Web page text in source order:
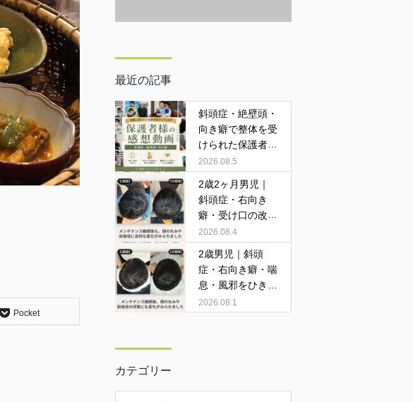
Pocket
最近の記事
斜頭症・絶壁頭・
向き癖で整体を受
けられた保護者様
の感想動画
2026.08.5
2歳2ヶ月男児｜
斜頭症・右向き
癖・受け口の改善
症例
2026.08.4
2歳男児｜斜頭
症・右向き癖・喘
息・風邪をひきや
すいお子さまの改
善症例
2026.08.1
カテゴリー